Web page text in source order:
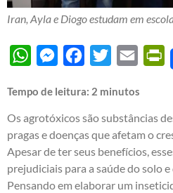
Iran, Ayla e Diogo estudam em
WhatsAppMessengerFacebook
Twitter Email
Tempo de leitura: 2 minutos
Os agrotóxicos são substâncias
pragas e doenças que afetam o
Apesar de ter seus benefícios,
prejudiciais para a saúde do solo
Pensando em elaborar um